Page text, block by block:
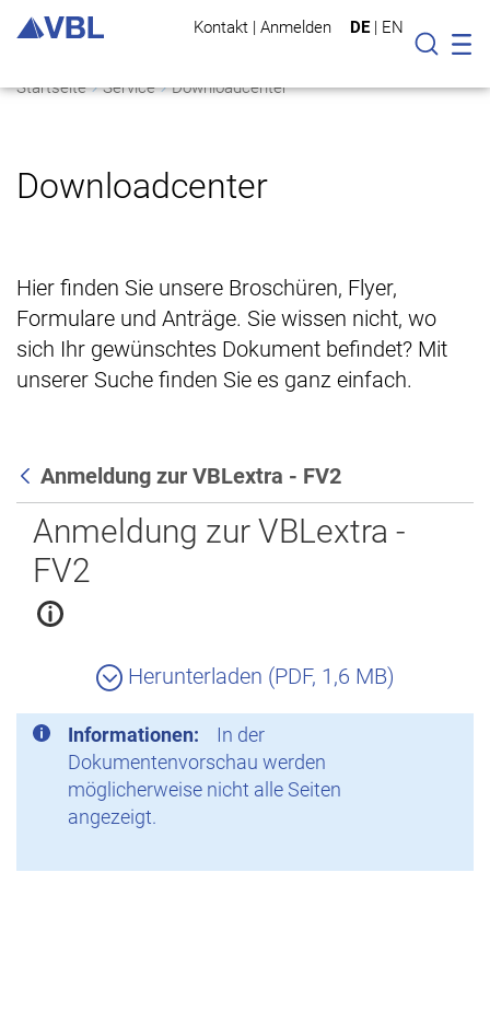
Kontakt | Anmelden DE | EN
Suche
Startseite Service Downloadcenter
Downloadcenter
Hier finden Sie unsere Broschüren, Flyer,
Formulare und Anträge. Sie wissen nicht, wo
sich Ihr gewünschtes Dokument befindet? Mit
unserer Suche finden Sie es ganz einfach.
Zurück
Anmeldung zur VBLextra - FV2
Anmeldung zur VBLextra -
FV2
Herunterladen (PDF, 1,6 MB)
Informationen:
In der
Dokumentenvorschau werden
möglicherweise nicht alle Seiten
angezeigt.